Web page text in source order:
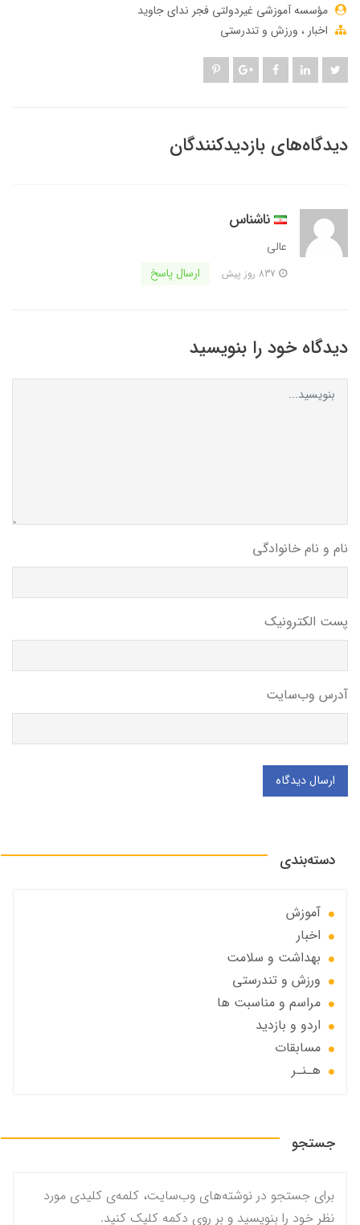
مؤسسه آموزشی غیردولتی فجر ندای جاوید
اخبار
ورزش و تندرستی
دیدگاه‌های بازدیدکنندگان
ناشناس
عالی
ارسال پاسخ
دیدگاه خود را بنویسید
نام و نام خانوادگی
پست الکترونیک
آدرس وب‌سایت
ارسال دیدگاه
دسته‌بندی
آموزش
اخبار
بهداشت و سلامت
ورزش و تندرستی
مراسم و مناسبت ها
اردو و بازدید
مسابقات
هـنـر
جستجو
برای جستجو در نوشته‌های وب‌سایت، کلمه‌ی کلیدی مورد
نظر خود را بنویسید و بر روی دکمه کلیک کنید.